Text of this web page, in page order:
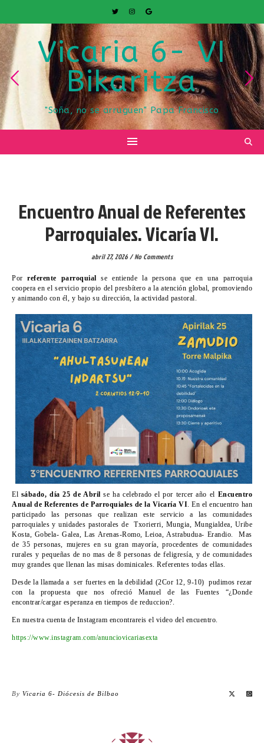
Vicaria 6- VI
Bikaritza
"Soña, no se arruguen" Papa Francisco
Encuentro Anual de Referentes
Parroquiales. Vicaría VI.
abril 27, 2026/No Comments
Porreferente parroquialse entiende la persona que en una parroquia
coopera en el servicio propio del presbítero a la atención global, promoviendo
y animando con él, y bajo su dirección, la actividad pastoral.
El sábado, día 25 de Abril se ha celebrado el por tercer año el Encuentro
Anual de Referentes de Parroquiales de la Vicaría VI. En el encuentro han
participado las personas que realizan este servicio a las comunidades
parroquiales y unidades pastorales de Txorierri, Mungia, Mungialdea, Uribe
Kosta, Gobela- Galea, Las Arenas-Romo, Leioa, Astrabudua- Erandio. Mas
de 35 personas, mujeres en su gran mayoría, procedentes de comunidades
rurales y pequeñas de no mas de 8 personas de feligresía, y de comunidades
muy grandes que llenan las misas dominicales. Referentes todas ellas.
Desde la llamada a ser fuertes en la debilidad (2Cor 12, 9-10) pudimos rezar
con la propuesta que nos ofreció Manuel de las Fuentes “¿Donde
encontrar/cargar esperanza en tiempos de reduccion?.
En nuestra cuenta de Instagram encontrareis el video del encuentro.
https://www.instagram.com/anunciovicariasexta
By Vicaria 6- Diócesis de Bilbao